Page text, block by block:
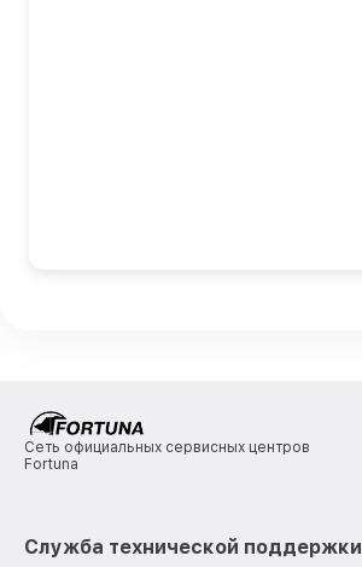
Сеть официальных сервисных центров
Fortuna
Служба технической поддержки